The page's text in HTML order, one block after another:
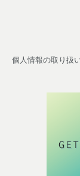
個人情報の取り扱